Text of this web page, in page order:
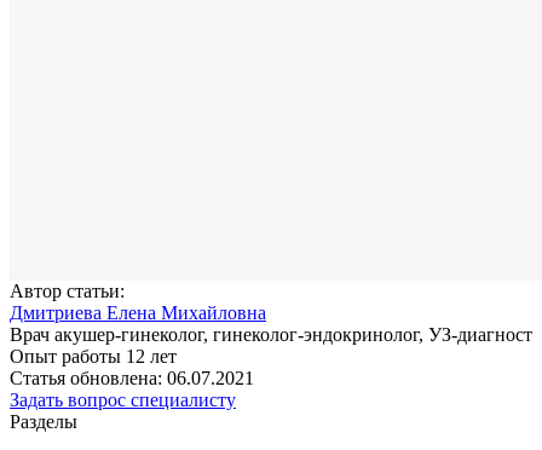
Автор статьи:
Дмитриева Елена Михайловна
Врач акушер-гинеколог, гинеколог-эндокринолог, УЗ-диагност
Опыт работы 12 лет
Статья обновлена: 06.07.2021
Задать вопрос специалисту
Разделы